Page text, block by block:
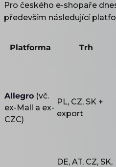
Pro českého e-shopaře
především následující
Platforma Trh
Allegro (vč.
ex-Mall a ex-
CZC)
PL, CZ, SK +
export
DE, AT, CZ, SK,